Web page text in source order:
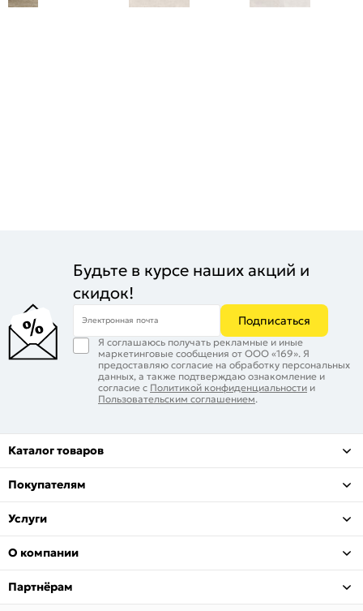
Будьте в курсе наших акций и
скидок!
Электронная почта Подписаться
Я соглашаюсь получать рекламные и иные
маркетинговые сообщения от ООО «169». Я
предоставляю согласие на обработку персональных
данных, а также подтверждаю ознакомление и
согласие с Политикой конфиденциальности и
Пользовательским соглашением.
Каталог товаров
Покупателям
Услуги
О компании
Партнёрам